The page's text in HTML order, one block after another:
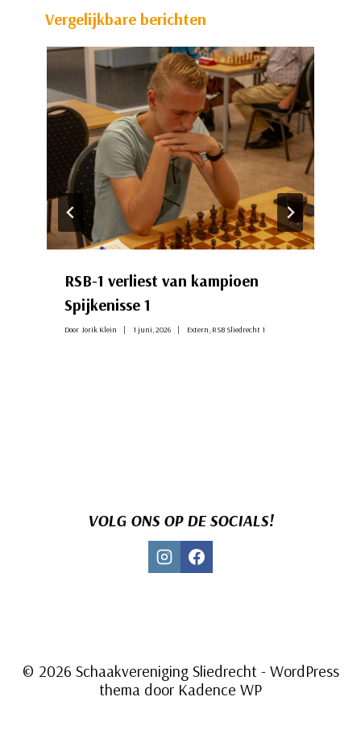
Vergelijkbare berichten
RSB-1 verliest van kampioen
Spijkenisse 1
Door Jorik Klein 1 juni, 2026 Extern, RSB Sliedrecht 1
VOLG ONS OP DE SOCIALS!
© 2026 Schaakvereniging Sliedrecht - WordPress
thema door Kadence WP